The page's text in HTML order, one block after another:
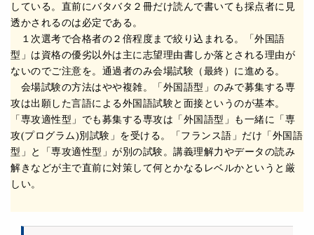
している。直前にバタバタ２冊だけ読んで書いても採点者に見
透かされるのは必定である。
１次選考で合格者の２倍程度まで絞り込まれる。「外国語
型」は資格の優劣以外は主に志望理由書しか落とされる理由が
ないのでご注意を。通過者のみ会場試験（最終）に進める。
会場試験の方法はやや複雑。「外国語型」のみで募集する専
攻は出願した言語による外国語試験と面接というのが基本。
「専攻適性型」でも募集する専攻は「外国語型」も一緒に「専
攻(プログラム)別試験」を受ける。「フランス語」だけ「外国語
型」と「専攻適性型」が別の試験。講義理解力やデータの読み
解きなどが主で直前に対策して何とかなるレベルかというと厳
しい。